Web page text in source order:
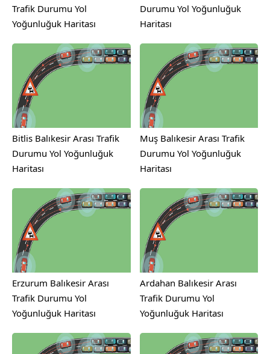
Trafik Durumu Yol
Yoğunluğuk Haritası
Durumu Yol Yoğunluğuk
Haritası
Bitlis Balıkesir Arası Trafik
Durumu Yol Yoğunluğuk
Haritası
Muş Balıkesir Arası Trafik
Durumu Yol Yoğunluğuk
Haritası
Erzurum Balıkesir Arası
Trafik Durumu Yol
Yoğunluğuk Haritası
Ardahan Balıkesir Arası
Trafik Durumu Yol
Yoğunluğuk Haritası